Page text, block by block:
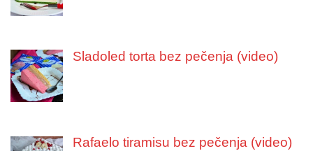
Sladoled torta bez pečenja (video)
Rafaelo tiramisu bez pečenja (video)